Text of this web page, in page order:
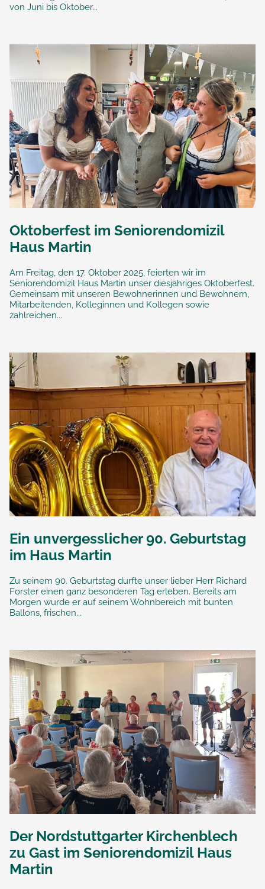
von Juni bis Oktober...
Oktoberfest im Seniorendomizil
Haus Martin
Am Freitag, den 17. Oktober 2025, feierten wir im
Seniorendomizil Haus Martin unser diesjähriges Oktoberfest.
Gemeinsam mit unseren Bewohnerinnen und Bewohnern,
Mitarbeitenden, Kolleginnen und Kollegen sowie
zahlreichen...
Ein unvergesslicher 90. Geburtstag
im Haus Martin
Zu seinem 90. Geburtstag durfte unser lieber Herr Richard
Forster einen ganz besonderen Tag erleben. Bereits am
Morgen wurde er auf seinem Wohnbereich mit bunten
Ballons, frischen...
Der Nordstuttgarter Kirchenblech
zu Gast im Seniorendomizil Haus
Martin